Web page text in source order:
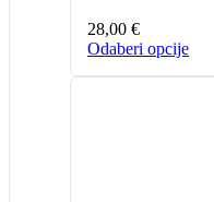
28,00 €
Odaberi opcijeOvaj